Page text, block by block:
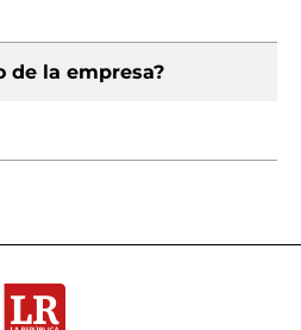
de la empresa?